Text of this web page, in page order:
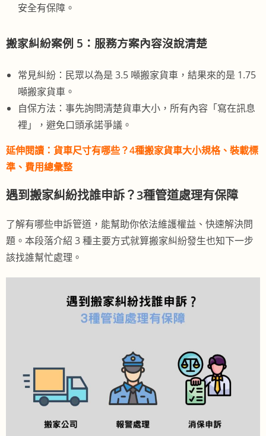
安全有保障。
搬家糾紛案例 5：服務方案內容沒說清楚
常見糾紛：民眾以為是 3.5 噸搬家貨車，結果來的是 1.75
噸搬家貨車。
自保方法：事先詢問清楚貨車大小，所有內容「寫在訊息
裡」，避免口頭承諾爭議。
延伸閱讀： 貨車尺寸有哪些？4種搬家貨車大小規格、裝載標
準、費用總彙整
遇到搬家糾紛找誰申訴？3種管道處理有保障
了解有哪些申訴管道，能幫助你依法維護權益、快速解決問
題。本段落介紹 3 種主要方式就算搬家糾紛發生也知下一步
該找誰幫忙處理。